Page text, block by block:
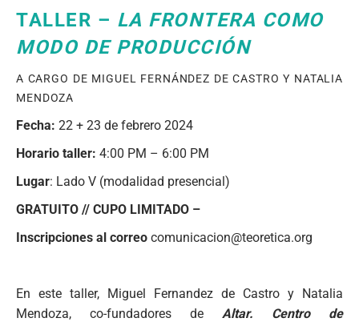
TALLER – LA FRONTERA COMO
MODO DE PRODUCCIÓN
A CARGO DE MIGUEL FERNÁNDEZ DE CASTRO Y NATALIA
MENDOZA
Fecha: 22 + 23 de febrero 2024
Horario taller: 4:00 PM – 6:00 PM
Lugar: Lado V (modalidad presencial)
GRATUITO // CUPO LIMITADO –
Inscripciones al correo comunicacion@teoretica.org
En este taller, Miguel Fernandez de Castro y Natalia
Mendoza, co-fundadores de Altar. Centro de